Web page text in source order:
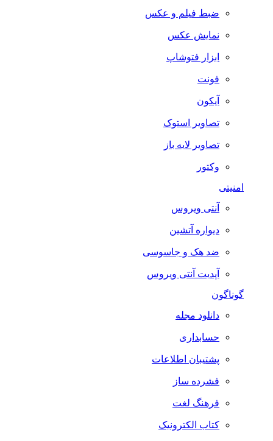
ضبط فيلم و عكس
نمایش عکس
ابزار فتوشاپ
فونت
آیکون
تصاویر استوک
تصاویر لایه باز
وکتور
امنیتی
آنتی ویروس
دیواره آتشین
ضد هک و جاسوسی
آپدیت آنتی ویروس
گوناگون
دانلود مجله
حسابداری
پشتیبان اطلاعات
فشرده ساز
فرهنگ لغت
کتاب الکترونیک